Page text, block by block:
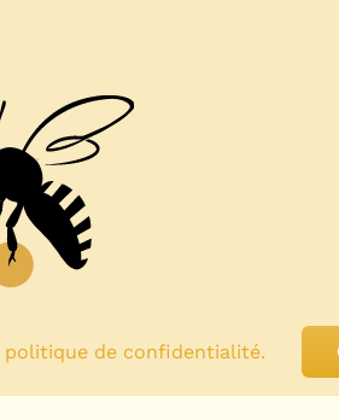
politique de confidentialité.